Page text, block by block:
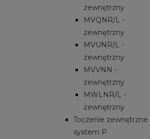
zewnętrzny
MVQNR/L -
zewnętrzny
MVUNR/L -
zewnętrzny
MVVNN -
zewnętrzny
MWLNR/L -
zewnętrzny
Toczenie zewnętrzne
system P